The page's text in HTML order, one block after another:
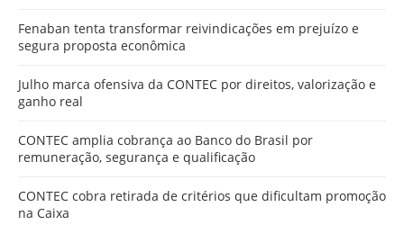
Fenaban tenta transformar reivindicações em prejuízo e
segura proposta econômica
Julho marca ofensiva da CONTEC por direitos, valorização e
ganho real
CONTEC amplia cobrança ao Banco do Brasil por
remuneração, segurança e qualificação
CONTEC cobra retirada de critérios que dificultam promoção
na Caixa